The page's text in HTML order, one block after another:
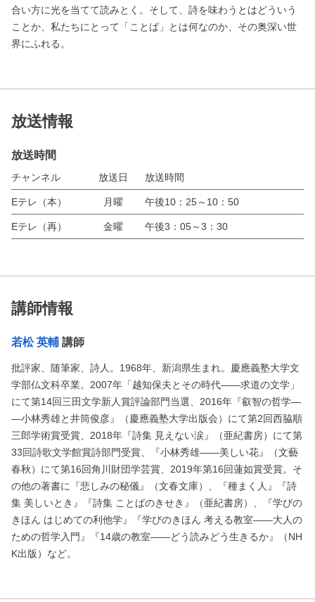
合い方に光を当てて読みとく。そして、詩を味わうとはどういう
ことか、私たちにとって「ことば」とは何なのか、その奥深い世
界にふれる。
放送情報
放送時間
チャンネル 放送日 放送時間
Eテレ（本） 月曜 午後10：25～10：50
Eテレ（再） 金曜 午後3：05～3：30
講師情報
若松 英輔 講師
批評家、随筆家、詩人。1968年、新潟県生まれ。慶應義塾大学文
学部仏文科卒業。2007年「越知保夫とその時代――求道の文学」
にて第14回三田文学新人賞評論部門当選、2016年『叡智の哲学―
―小林秀雄と井筒俊彦』（慶應義塾大学出版会）にて第2回西脇順
三郎学術賞受賞、2018年『詩集 見えない涙』（亜紀書房）にて第
33回詩歌文学館賞詩部門受賞、『小林秀雄――美しい花』（文藝
春秋）にて第16回角川財団学芸賞、2019年第16回蓮如賞受賞。そ
の他の著書に『悲しみの秘儀』（文春文庫）、『種まく人』『詩
集 美しいとき』『詩集 ことばのきせき』（亜紀書房）、『学びの
きほん はじめての利他学』『学びのきほん 考える教室――大人の
ための哲学入門』『14歳の教室――どう読みどう生きるか』（NH
K出版）など。